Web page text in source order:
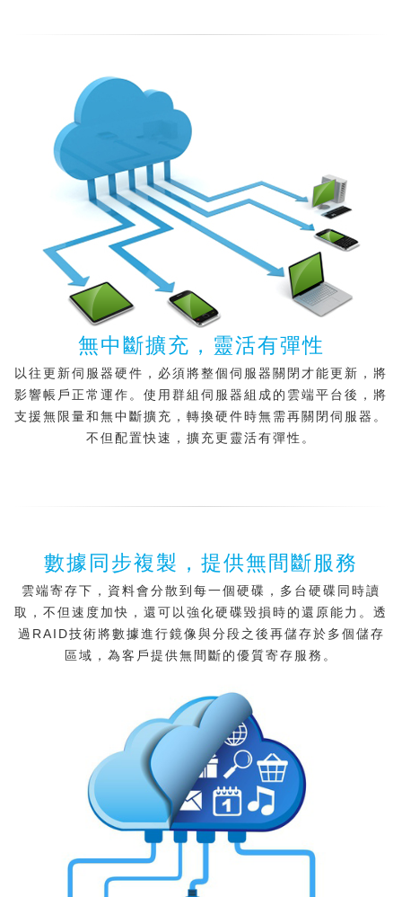
無中斷擴充，靈活有彈性
以往更新伺服器硬件，必須將整個伺服器關閉才能更新，將
影響帳戶正常運作。使用群組伺服器組成的雲端平台後，將
支援無限量和無中斷擴充，轉換硬件時無需再關閉伺服器。
不但配置快速，擴充更靈活有彈性。
數據同步複製，提供無間斷服務
雲端寄存下，資料會分散到每一個硬碟，多台硬碟同時讀
取，不但速度加快，還可以強化硬碟毀損時的還原能力。透
過RAID技術將數據進行鏡像與分段之後再儲存於多個儲存
區域，為客戶提供無間斷的優質寄存服務。